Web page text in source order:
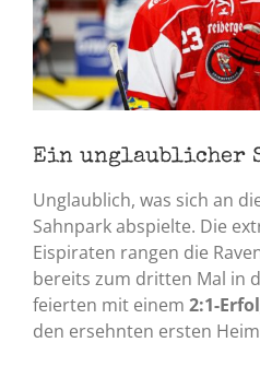
Ein unglaublicher
Unglaublich, was sich an
Sahnpark abspielte. Die
Eispiraten rangen die
bereits zum dritten Mal in
feierten mit einem 2:1-
den ersehnten ersten